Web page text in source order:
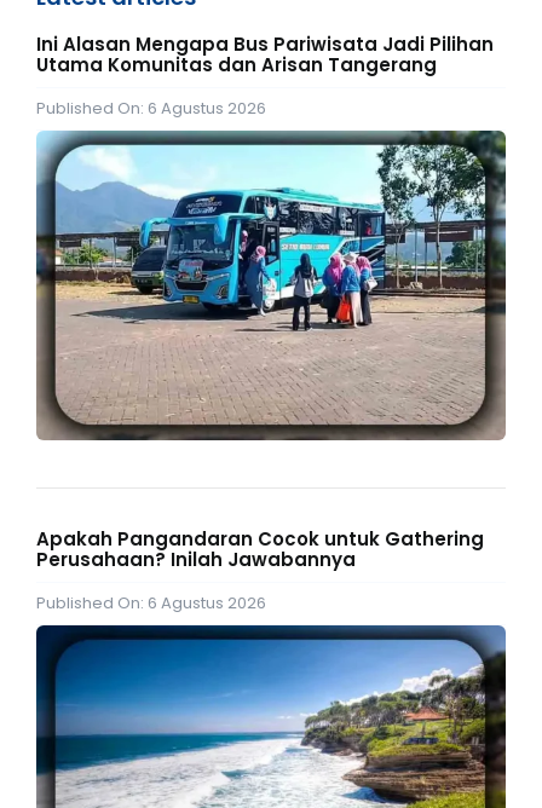
Ini Alasan Mengapa Bus Pariwisata Jadi Pilihan
Utama Komunitas dan Arisan Tangerang
Published On: 6 Agustus 2026
Apakah Pangandaran Cocok untuk Gathering
Perusahaan? Inilah Jawabannya
Published On: 6 Agustus 2026